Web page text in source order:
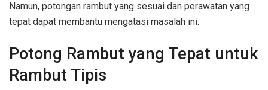
Namun, potongan rambut yang sesuai dan perawatan yang
tepat dapat membantu mengatasi masalah ini.
Potong Rambut yang Tepat untuk
Rambut Tipis